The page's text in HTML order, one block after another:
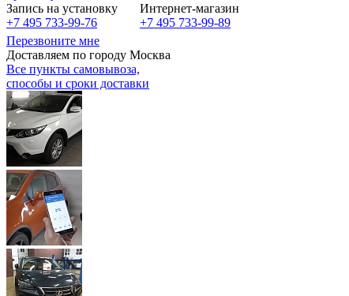
Запись на установку
+7 495 733-99-76
Интернет-магазин
+7 495 733-99-89
Перезвоните мне
Доставляем по городу Москва
Все пункты самовывоза,
способы и сроки доставки